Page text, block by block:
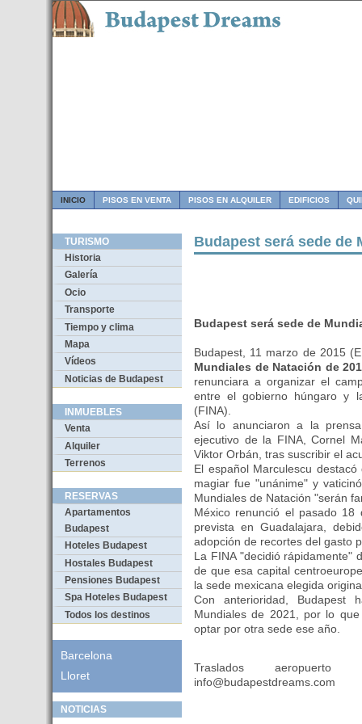
INICIO PISOS EN VENTA PISOS EN ALQUILER EDIFICIOS
TURISMO
Historia
Galería
Ocio
Transporte
Tiempo y clima
Mapa
Vídeos
Noticias de Budapest
INMUEBLES
Venta
Alquiler
Terrenos
RESERVAS
Apartamentos
Budapest
Hoteles Budapest
Hostales Budapest
Pensiones Budapest
Spa Hoteles Budapest
Todos los destinos
Barcelona
Lloret
NOTICIAS
Budapest será sede de
Budapest será sede de
Budapest, 11 marzo de 2015
Mundiales de Natación de
renunciara a organizar el
entre el gobierno húngaro y
(FINA).
Así lo anunciaron a la
ejecutivo de la FINA, Cornel
Viktor Orbán, tras suscribir el
El español Marculescu
magiar fue "unánime" y
Mundiales de Natación "serán
México renunció el pasado
prevista en Guadalajara,
adopción de recortes del gasto
La FINA "decidió rápidamente"
de que esa capital
la sede mexicana elegida
Con anterioridad, Budapest
Mundiales de 2021, por lo
optar por otra sede ese año.
Traslados
info@budapestdreams.com